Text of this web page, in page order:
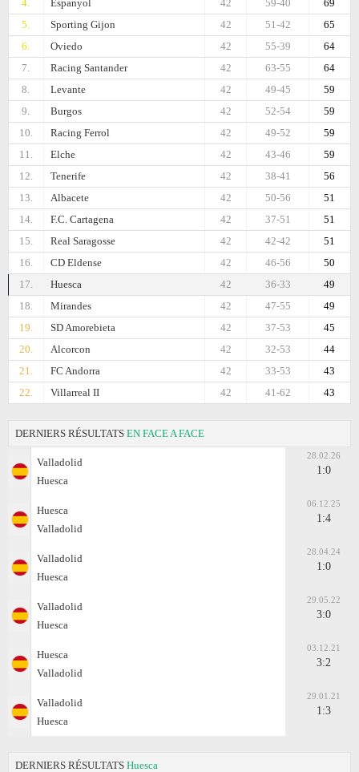
4. Espanyol 69
59-40
42
5.
Sporting Gijon 65
51-42
42
6.
Oviedo 64
55-39
42
7.
Racing Santander 64
63-55
42
8.
Levante 59
49-45
42
9.
Burgos 59
52-54
42
10.
Racing Ferrol 59
49-52
42
11.
Elche 59
43-46
42
12.
Tenerife 56
38-41
42
13.
Albacete 51
50-56
42
14.
F.C. Cartagena 51
37-51
42
15.
Real Saragosse 51
42-42
42
16.
CD Eldense 50
46-56
42
17.
Huesca 49
36-33
42
18.
Mirandes 49
47-55
42
19.
SD Amorebieta 45
37-53
42
20.
Alcorcon 44
32-53
42
21.
FC Andorra 43
33-53
42
22.
Villarreal II 43
41-62
42
DERNIERS RÉSULTATS EN FACE A FACE
Valladolid
Huesca
28.02.26
1:0
Huesca
Valladolid
06.12.25
1:4
Valladolid
Huesca
28.04.24
1:0
Valladolid
Huesca
29.05.22
3:0
Huesca
Valladolid
03.12.21
3:2
Valladolid
Huesca
29.01.21
1:3
DERNIERS RÉSULTATS Huesca